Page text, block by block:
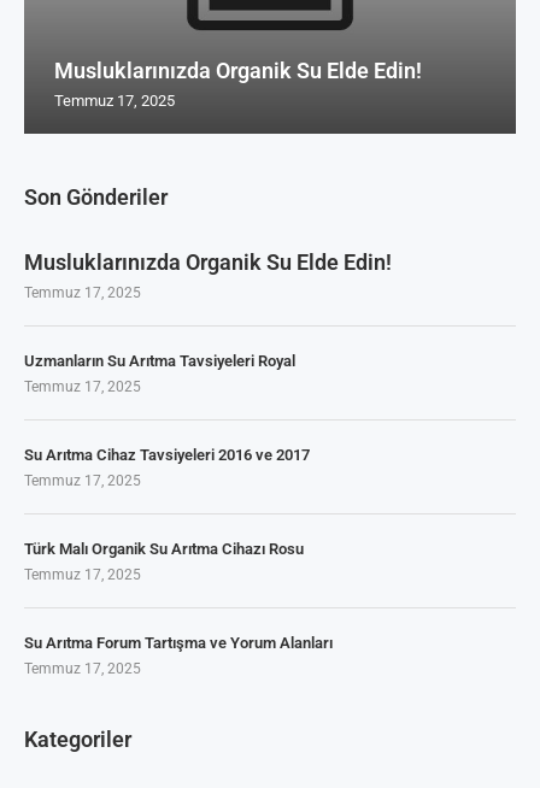
Son Gönderiler
Musluklarınızda Organik Su Elde Edin!
Temmuz 17, 2025
Uzmanların Su Arıtma Tavsiyeleri Royal
Temmuz 17, 2025
Su Arıtma Cihaz Tavsiyeleri 2016 ve 2017
Temmuz 17, 2025
Türk Malı Organik Su Arıtma Cihazı Rosu
Temmuz 17, 2025
Su Arıtma Forum Tartışma ve Yorum Alanları
Temmuz 17, 2025
Kategoriler
Musluklarınızda Organik Su Elde Edin!
Temmuz 17, 2025